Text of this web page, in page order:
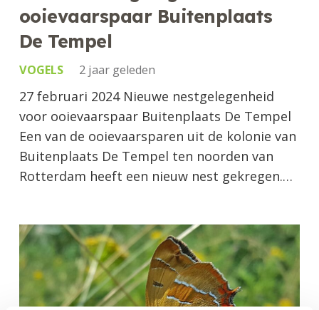
ooievaarspaar Buitenplaats
De Tempel
VOGELS 2 jaar geleden
27 februari 2024 Nieuwe nestgelegenheid
voor ooievaarspaar Buitenplaats De Tempel
Een van de ooievaarsparen uit de kolonie van
Buitenplaats De Tempel ten noorden van
Rotterdam heeft een nieuw nest gekregen.…